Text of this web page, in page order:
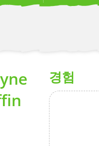
to a global
경험